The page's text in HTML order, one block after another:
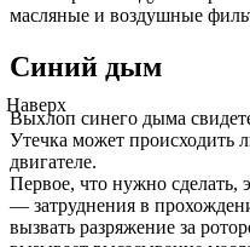
масляные и воздушные
Синий дым
Выхлоп синего дыма
Утечка может происходить
двигателе.
Первое, что нужно сделать,
— затруднения в
вызвать разряжение за
Наверх